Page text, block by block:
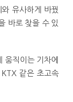
유사하게 바꿨
바로 찾을 수 있
움직이는 기차에
같은 초고속